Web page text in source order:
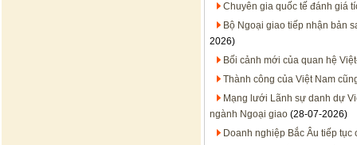
Chuyên gia quốc tế đánh giá
Bộ Ngoại giao tiếp nhận bản
2026)
Bối cảnh mới của quan hệ
Thành công của Việt Nam
Mạng lưới Lãnh sự danh dự
ngành Ngoại giao (28-07-2026)
Doanh nghiệp Bắc Âu tiếp